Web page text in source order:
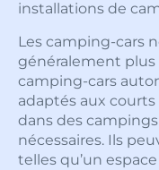
installations de
Les camping-cars
généralement
camping-cars
adaptés aux
dans des
nécessaires. Ils
telles qu’un